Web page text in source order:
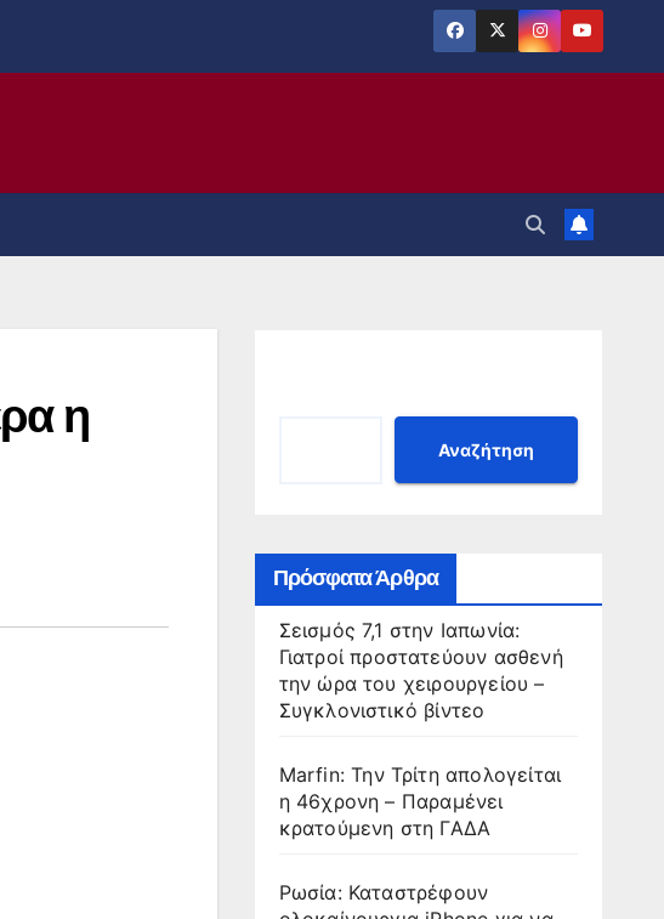
η
Αναζήτηση
Πρόσφατα Άρθρα
Σεισμός 7,1 στην Ιαπωνία:
Γιατροί προστατεύουν ασθενή
την ώρα του χειρουργείου –
Συγκλονιστικό βίντεο
Marfin: Την Τρίτη απολογείται
η 46χρονη – Παραμένει
κρατούμενη στη ΓΑΔΑ
Ρωσία: Καταστρέφουν